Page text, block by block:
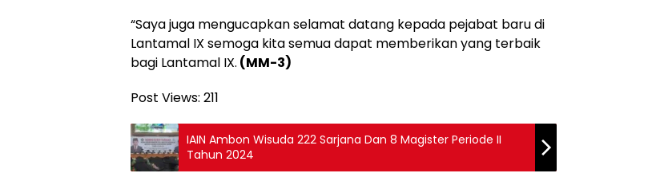
“Saya juga mengucapkan selamat datang kepada pejabat baru di
Lantamal IX semoga kita semua dapat memberikan yang terbaik
bagi Lantamal IX. (MM-3)
Post Views: 211
IAIN Ambon Wisuda 222 Sarjana Dan 8 Magister Periode II
Tahun 2024